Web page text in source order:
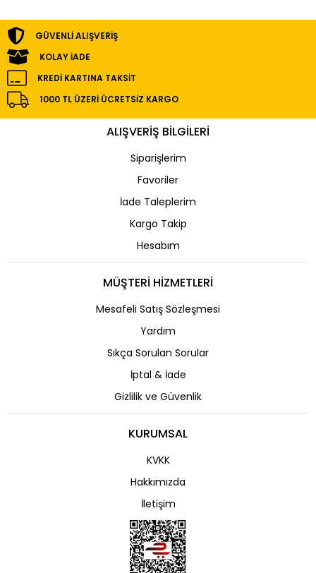
GÜVENLI ALIŞVERIŞ
KOLAY İADE
KREDI KARTINA TAKSIT
1000 TL ÜZERI ÜCRETSIZ KARGO
ALIŞVERİŞ BİLGİLERİ
Siparişlerim
Favoriler
İade Taleplerim
Kargo Takip
Hesabım
MÜŞTERİ HİZMETLERİ
Mesafeli Satış Sözleşmesi
Yardım
Sıkça Sorulan Sorular
İptal & İade
Gizlilik ve Güvenlik
KURUMSAL
KVKK
Hakkımızda
İletişim